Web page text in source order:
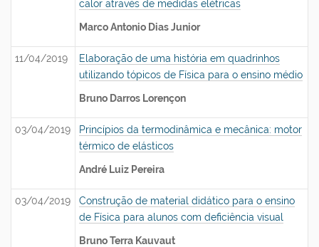
calor através de medidas elétricas
Marco Antonio Dias Junior
11/04/2019
Elaboração de uma história em quadrinhos
utilizando tópicos de Física para o ensino médio
Bruno Darros Lorençon
03/04/2019
Princípios da termodinâmica e mecânica: motor
térmico de elásticos
André Luiz Pereira
03/04/2019
Construção de material didático para o ensino
de Física para alunos com deficiência visual
Bruno Terra Kauvaut